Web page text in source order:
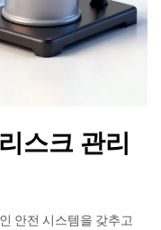
스크 관리
안전 시스템을 갖추고